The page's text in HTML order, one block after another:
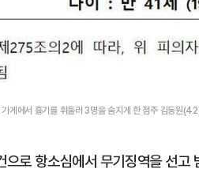
게에서 흉기를 휘둘러 3명을 숨지게 한 점주 김동원
으로 항소심에서 무기징역을 선